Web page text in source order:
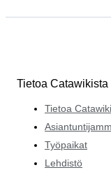
Tietoa Catawikista
Tietoa
Työpaikat
Lehdistö